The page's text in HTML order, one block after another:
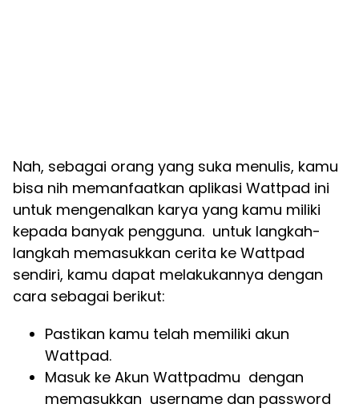
Nah, sebagai orang yang suka menulis, kamu
bisa nih memanfaatkan aplikasi Wattpad ini
untuk mengenalkan karya yang kamu miliki
kepada banyak pengguna. untuk langkah-
langkah memasukkan cerita ke Wattpad
sendiri, kamu dapat melakukannya dengan
cara sebagai berikut:
Pastikan kamu telah memiliki akun
Wattpad.
Masuk ke Akun Wattpadmu dengan
memasukkan username dan password